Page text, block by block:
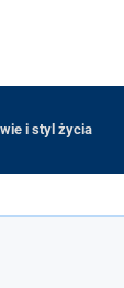
i styl życia